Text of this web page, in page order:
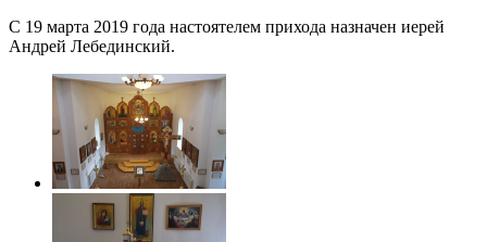
С 19 марта 2019 года настоятелем прихода назначен иерей
Андрей Лебединский.